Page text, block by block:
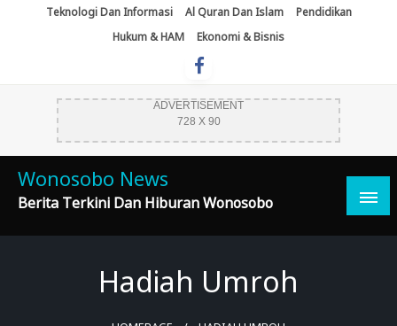
Teknologi Dan Informasi Al Quran Dan Islam
Pendidikan
Hukum & HAM
Ekonomi & Bisnis
ADVERTISEMENT
728 X 90
Wonosobo News
Berita Terkini Dan Hiburan Wonosobo
Hadiah Umroh